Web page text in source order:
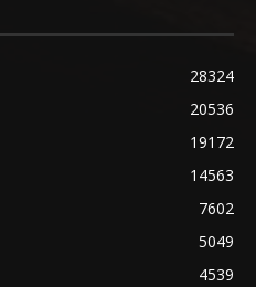
28324
20536
19172
14563
7602
5049
4539